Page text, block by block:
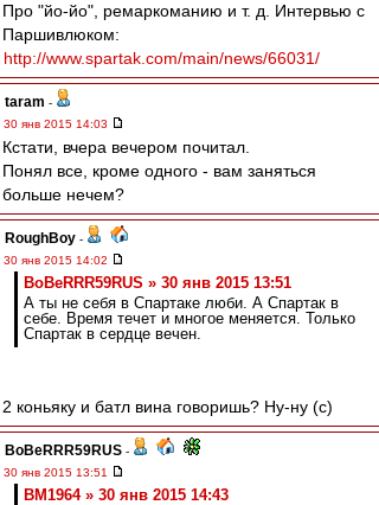
Про "йо-йо", ремаркоманию и т. д. Интервью с
Паршивлюком:
http://www.spartak.com/main/news/66031/
taram -
30 янв 2015 14:03
Кстати, вчера вечером почитал.
Понял все, кроме одного - вам заняться
больше нечем?
RoughBoy -
30 янв 2015 14:02
BoBeRRR59RUS » 30 янв 2015 13:51
А ты не себя в Спартаке люби. А Спартак в
себе. Время течет и многое меняется. Только
Спартак в сердце вечен.
2 коньяку и батл вина говоришь? Ну-ну (с)
BoBeRRR59RUS -
30 янв 2015 13:51
BM1964 » 30 янв 2015 14:43